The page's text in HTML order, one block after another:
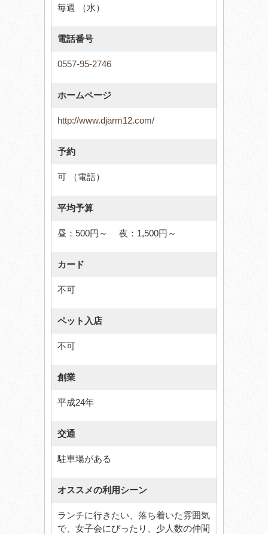
毎週 （水）
電話番号
0557-95-2746
ホームページ
http://www.djarm12.com/
予約
可 （電話）
平均予算
昼：500円～ 夜：1,500円～
カード
不可
ペット入店
不可
創業
平成24年
交通
駐車場がある
オススメの利用シーン
ランチに行きたい、落ち着いた雰囲気
で、女子会にぴったり、少人数の仲間